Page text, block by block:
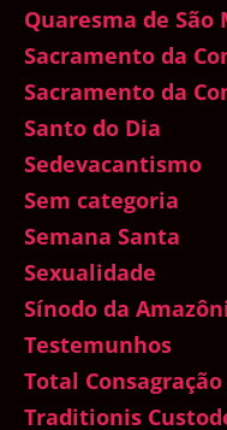
Quaresma de
Sacramento da
Sacramento da
Santo do Dia
Sedevacantismo
Sem categoria
Semana Santa
Sexualidade
Sínodo da
Testemunhos
Total
Traditionis